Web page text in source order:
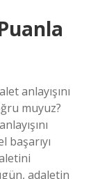
anlayışını
muyuz?
başarıyı
adaletin